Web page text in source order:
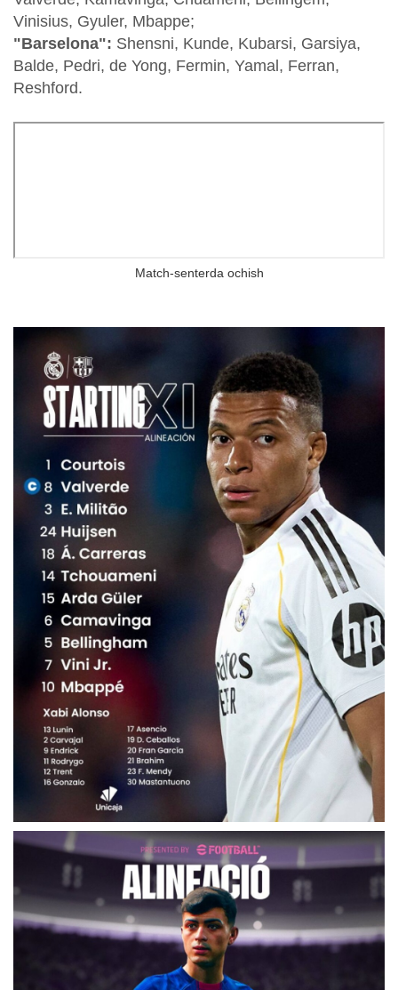
Vinisius, Gyuler, Mbappe;
"Barselona": Shensni, Kunde, Kubarsi, Garsiya,
Balde, Pedri, de Yong, Fermin, Yamal, Ferran,
Reshford.
Match-senterda ochish